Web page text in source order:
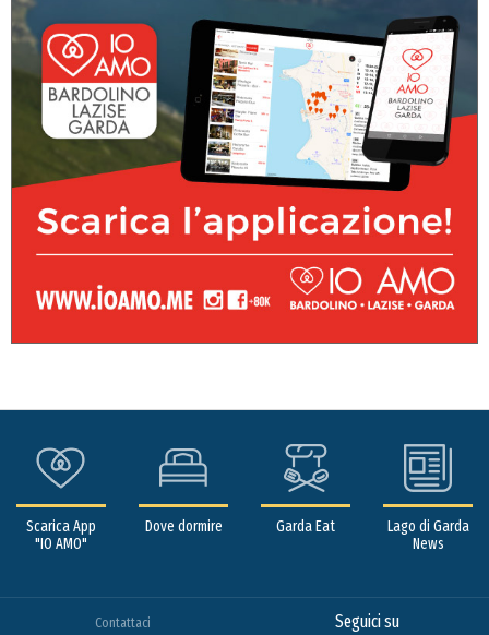
Scarica App
"IO AMO"
Dove dormire Garda Eat
Lago di Garda
News
Contattaci Seguici su